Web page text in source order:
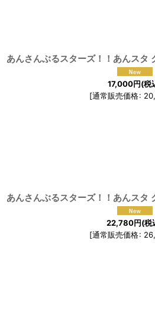
17,000円(税
[通常販売価格:
[191458]
22,780円(税
[通常販売価格: